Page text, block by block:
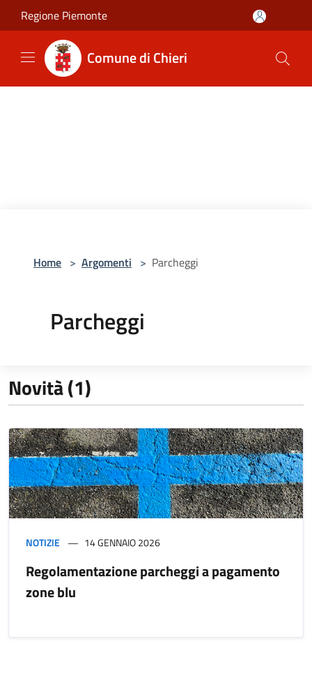
Salta al contenuto principale
Regione Piemonte
Comune di Chieri
Home > Argomenti > Parcheggi
Parcheggi
Novità (1)
NOTIZIE 14 GENNAIO 2026
Regolamentazione parcheggi a pagamento
zone blu